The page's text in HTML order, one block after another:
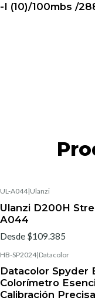
I (10)/100mbs /
UL-A044|Ulanzi
Ulanzi D200H
A044
Desde $109.385
HB-SP2024|Datacolor
Datacolor Spyder
Colorímetro
Calibración